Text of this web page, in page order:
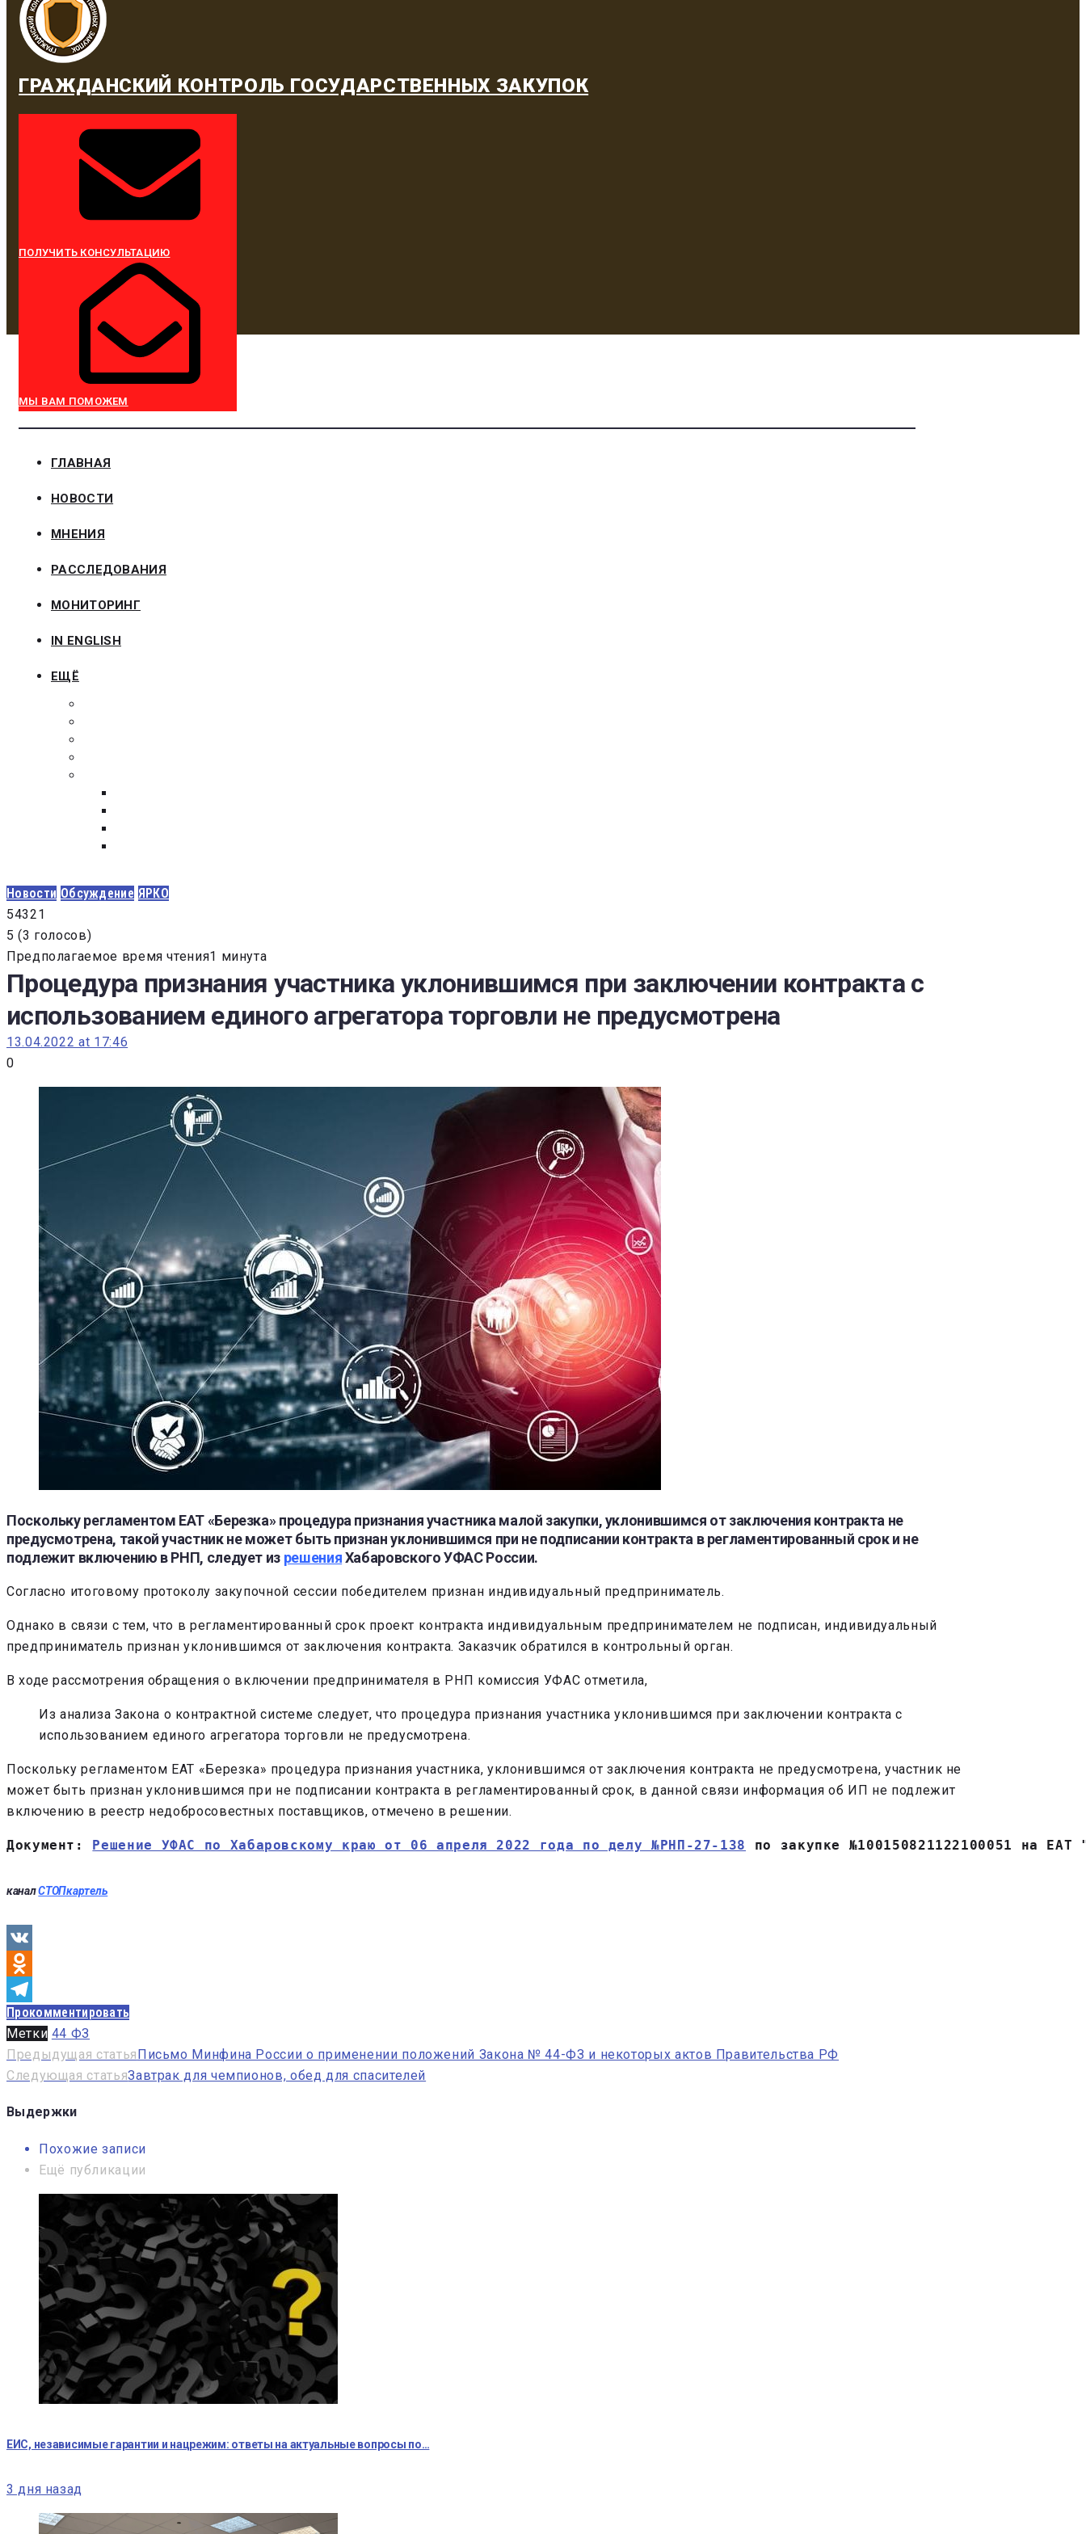
ГРАЖДАНСКИЙ КОНТРОЛЬ ГОСУДАРСТВЕННЫХ ЗАКУПОК
ПОЛУЧИТЬ КОНСУЛЬТАЦИЮ
МЫ ВАМ ПОМОЖЕМ
ГЛАВНАЯ
НОВОСТИ
МНЕНИЯ
РАССЛЕДОВАНИЯ
МОНИТОРИНГ
IN ENGLISH
ЕЩЁ
Новости Обсуждение ЯРКО
54321
5 (3 голосов)
Предполагаемое время чтения1 минута
Процедура признания участника уклонившимся при заключении контракта с
использованием единого агрегатора торговли не предусмотрена
13.04.2022 at 17:46
0
Поскольку регламентом ЕАТ «Березка» процедура признания участника малой закупки, уклонившимся от заключения контракта не
предусмотрена, такой участник не может быть признан уклонившимся при не подписании контракта в регламентированный срок и не
подлежит включению в РНП, следует из решенияХабаровского УФАС России.
Согласно итоговому протоколу закупочной сессии победителем признан индивидуальный предприниматель.
Однако в связи с тем, что в регламентированный срок проект контракта индивидуальным предпринимателем не подписан, индивидуальный
предприниматель признан уклонившимся от заключения контракта. Заказчик обратился в контрольный орган.
В ходе рассмотрения обращения о включении предпринимателя в РНП комиссия УФАС отметила,
Из анализа Закона о контрактной системе следует, что процедура признания участника уклонившимся при заключении контракта с
использованием единого агрегатора торговли не предусмотрена.
Поскольку регламентом ЕАТ «Березка» процедура признания участника, уклонившимся от заключения контракта не предусмотрена, участник не
может быть признан уклонившимся при не подписании контракта в регламентированный срок, в данной связи информация об ИП не подлежит
включению в реестр недобросовестных поставщиков, отмечено в решении.
Документ: Решение УФАС по Хабаровскому краю от 06 апреля 2022 года по делу №РНП-27-138 по закупке №100150821122100051 на
каналСТОПкартель
VK
Odnoklassniki
Telegram
Прокомментировать
Метки 44 ФЗ
Навигация
по
записям
Предыдущая статья Письмо Минфина России о применении положений Закона № 44-ФЗ и некоторых актов Правительства РФ
Следующая статьяЗавтрак для чемпионов, обед для спасителей
Выдержки
Похожие записи
Ещё публикации
ЕИС, независимые гарантии и нацрежим: ответы на актуальные вопросы по…
3 дня назад